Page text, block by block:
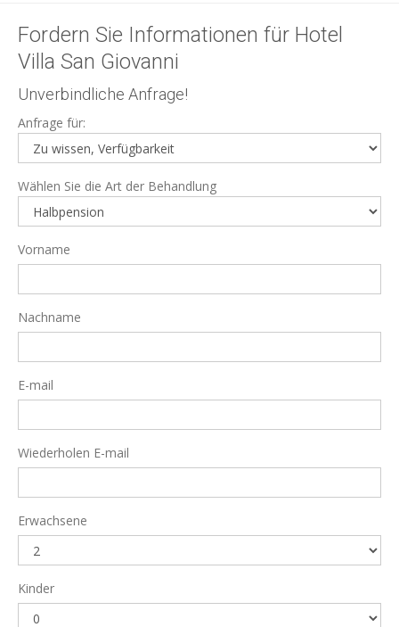
Fordern Sie Informationen für Hotel
Villa San Giovanni
Unverbindliche Anfrage!
Anfrage für:
Wählen Sie die Art der Behandlung
Vorname
Nachname
E-mail
Wiederholen E-mail
Erwachsene
Kinder